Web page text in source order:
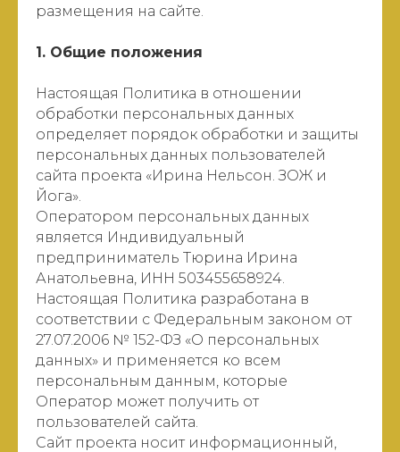
размещения на сайте.
1. Общие положения
Настоящая Политика в отношении
обработки персональных данных
определяет порядок обработки и защиты
персональных данных пользователей
сайта проекта «Ирина Нельсон. ЗОЖ и
Йога».
Оператором персональных данных
является Индивидуальный
предприниматель Тюрина Ирина
Анатольевна, ИНН 503455658924.
Настоящая Политика разработана в
соответствии с Федеральным законом от
27.07.2006 № 152-ФЗ «О персональных
данных» и применяется ко всем
персональным данным, которые
Оператор может получить от
пользователей сайта.
Сайт проекта носит информационный,